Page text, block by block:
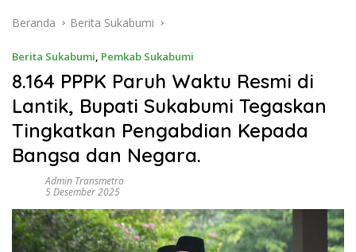
Beranda Berita Sukabumi
Berita Sukabumi, Pemkab Sukabumi
8.164 PPPK Paruh Waktu Resmi di
Lantik, Bupati Sukabumi Tegaskan
Tingkatkan Pengabdian Kepada
Bangsa dan Negara.
Admin Transmetro
5 Desember 2025